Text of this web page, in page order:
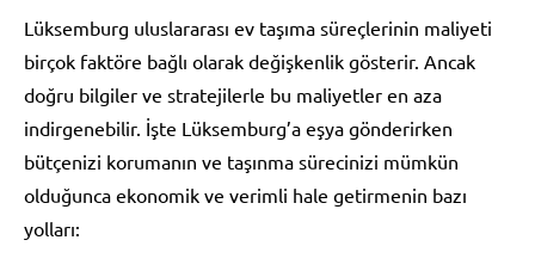
Lüksemburg uluslararası ev taşıma süreçlerinin maliyeti
birçok faktöre bağlı olarak değişkenlik gösterir. Ancak
doğru bilgiler ve stratejilerle bu maliyetler en aza
indirgenebilir. İşte Lüksemburg’a eşya gönderirken
bütçenizi korumanın ve taşınma sürecinizi mümkün
olduğunca ekonomik ve verimli hale getirmenin bazı
yolları: